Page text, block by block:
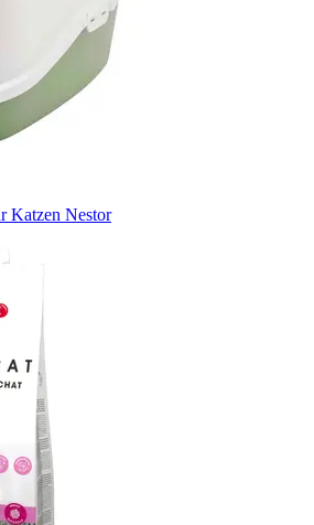
Katzen Nestor